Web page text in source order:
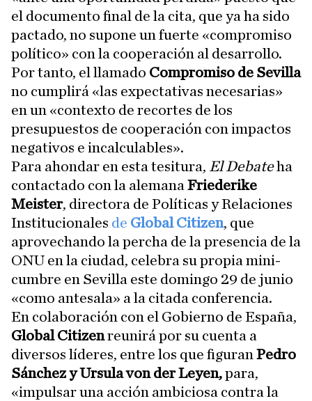
el documento final de la cita, que ya ha sido
pactado, no supone un fuerte «compromiso
político» con la cooperación al desarrollo.
Por tanto, el llamado Compromiso de Sevilla
no cumplirá «las expectativas necesarias»
en un «contexto de recortes de los
presupuestos de cooperación con impactos
negativos e incalculables».
Para ahondar en esta tesitura, El Debateha
contactado con la alemana Friederike
Meister, directora de Políticas y Relaciones
Institucionales de Global Citizen, que
aprovechando la percha de la presencia de la
ONU en la ciudad, celebra su propia mini-
cumbre en Sevilla este domingo 29 de junio
«como antesala» a la citada conferencia.
En colaboración con el Gobierno de España,
Global Citizenreunirá por su cuenta a
diversos líderes, entre los que figuran Pedro
Sánchez y Ursula von der Leyen,para,
«impulsar una acción ambiciosa contra la